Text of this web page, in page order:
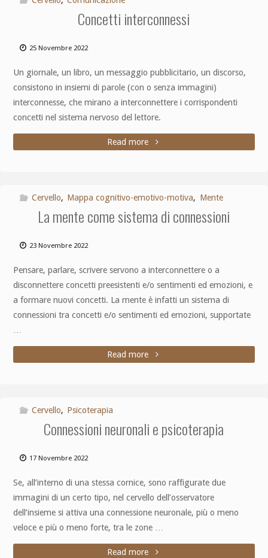
Concetti interconnessi
25 Novembre 2022
Un giornale, un libro, un messaggio pubblicitario, un discorso,
consistono in insiemi di parole (con o senza immagini)
interconnesse, che mirano a interconnettere i corrispondenti
concetti nel sistema nervoso del lettore.
Read more
Cervello, Mappa cognitivo-emotivo-motiva, Mente
La mente come sistema di connessioni
23 Novembre 2022
Pensare, parlare, scrivere servono a interconnettere o a
disconnettere concetti preesistenti e/o sentimenti ed emozioni, e
a formare nuovi concetti. La mente è infatti un sistema di
connessioni tra concetti e/o sentimenti ed emozioni, supportate
Read more
Cervello, Psicoterapia
Connessioni neuronali e psicoterapia
17 Novembre 2022
Se, all’interno di una stessa cornice, sono raffigurate due
immagini di un certo tipo, nel cervello dell’osservatore
dell’insieme si attiva una connessione neuronale, più o meno
veloce e più o meno forte, tra le zone …
Read more